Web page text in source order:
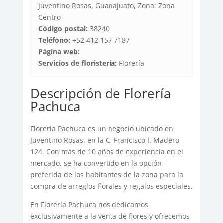
Juventino Rosas, Guanajuato, Zona: Zona
Centro
Código postal: 38240
Teléfono: +52 412 157 7187
Página web:
Servicios de floristería: Florería
Descripción de Florería
Pachuca
Florería Pachuca es un negocio ubicado en
Juventino Rosas, en la C. Francisco I. Madero
124. Con más de 10 años de experiencia en el
mercado, se ha convertido en la opción
preferida de los habitantes de la zona para la
compra de arreglos florales y regalos especiales.
En Florería Pachuca nos dedicamos
exclusivamente a la venta de flores y ofrecemos